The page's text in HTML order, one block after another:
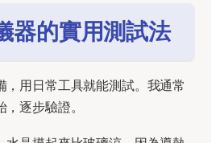
器的實用測試法
，用日常工具就能測試。我通常
逐步驗證。